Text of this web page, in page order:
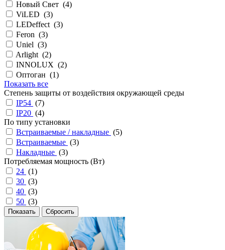
Новый Свет (4)
ViLED (3)
LEDeffect (3)
Feron (3)
Uniel (3)
Arlight (2)
INNOLUX (2)
Оптоган (1)
Показать все
Степень защиты от воздействия окружающей среды
IP54 (7)
IP20 (4)
По типу установки
Встраиваемые / накладные (5)
Встраиваемые (3)
Накладные (3)
Потребляемая мощность (Вт)
24 (1)
30 (3)
40 (3)
50 (3)